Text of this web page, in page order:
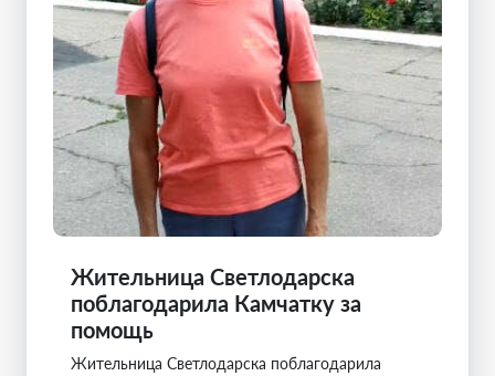
Жительница Светлодарска
поблагодарила Камчатку за
помощь
Жительница Светлодарска поблагодарила